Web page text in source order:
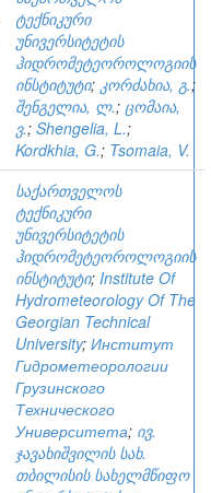
ტექნიკური
უნივერსიტეტის
ჰიდრომეტეოროლოგიის
ინსტიტუტი; კორძახია, გ.;
შენგელია, ლ.; ცომაია,
ვ.; Shengelia, L.;
Kordkhia, G.; Tsomaia, V.
საქართველოს
ტექნიკური
უნივერსიტეტის
ჰიდრომეტეოროლოგიის
ინსტიტუტი; Institute Of
Hydrometeorology Of The
Georgian Technical
University; Институт
Гидрометеорологии
Грузинского
Технического
Университета; ივ.
ჯავახიშვილის სახ.
თბილისის სახელმწიფო